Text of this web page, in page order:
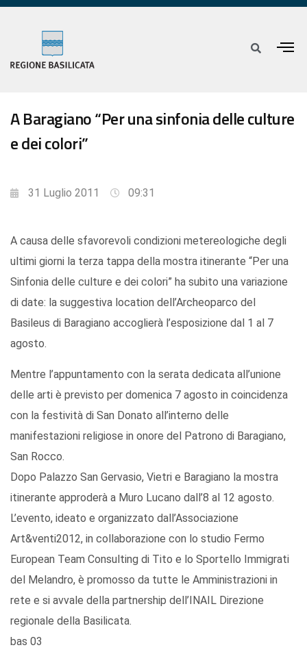
A Baragiano “Per una sinfonia delle culture
e dei colori”
31 Luglio 2011 09:31
A causa delle sfavorevoli condizioni metereologiche degli
ultimi giorni la terza tappa della mostra itinerante “Per una
Sinfonia delle culture e dei colori” ha subito una variazione
di date: la suggestiva location dell’Archeoparco del
Basileus di Baragiano accoglierà l’esposizione dal 1 al 7
agosto.
Mentre l’appuntamento con la serata dedicata all’unione
delle arti è previsto per domenica 7 agosto in coincidenza
con la festività di San Donato all’interno delle
manifestazioni religiose in onore del Patrono di Baragiano,
San Rocco.
Dopo Palazzo San Gervasio, Vietri e Baragiano la mostra
itinerante approderà a Muro Lucano dall’8 al 12 agosto.
L’evento, ideato e organizzato dall’Associazione
Art&venti2012, in collaborazione con lo studio Fermo
European Team Consulting di Tito e lo Sportello Immigrati
del Melandro, è promosso da tutte le Amministrazioni in
rete e si avvale della partnership dell’INAIL Direzione
regionale della Basilicata.
bas 03